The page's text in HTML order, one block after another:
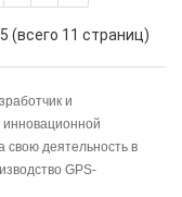
(всего 11 страниц)
и
инновационной
свою деятельность в
GPS-